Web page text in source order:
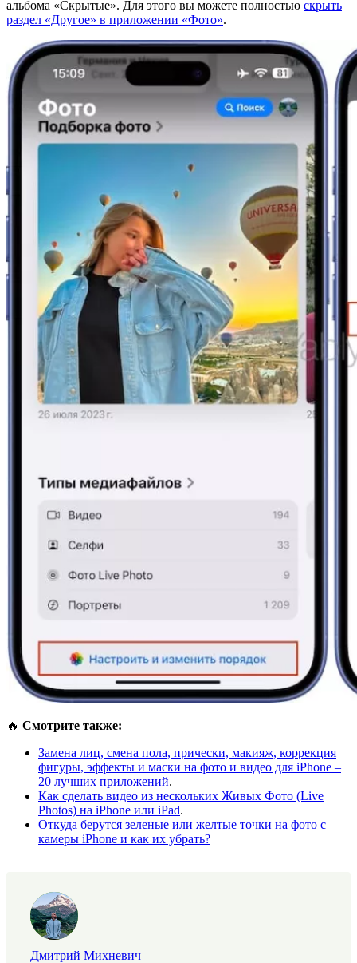
альбома «Скрытые». Для этого вы можете полностью скрыть
раздел «Другое» в приложении «Фото».
🔥 Смотрите также:
Замена лиц, смена пола, прически, макияж, коррекция
фигуры, эффекты и маски на фото и видео для iPhone –
20 лучших приложений.
Как сделать видео из нескольких Живых Фото (Live
Photos) на iPhone или iPad.
Откуда берутся зеленые или желтые точки на фото с
камеры iPhone и как их убрать?
Дмитрий Михневич